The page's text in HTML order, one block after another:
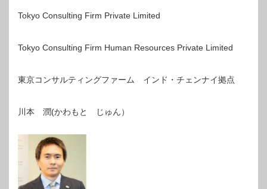
Tokyo Consulting Firm Private Limited
Tokyo Consulting Firm Human Resources Private Limited
東京コンサルティングファーム インド・チェンナイ拠点
川本 潤(かわもと じゅん）